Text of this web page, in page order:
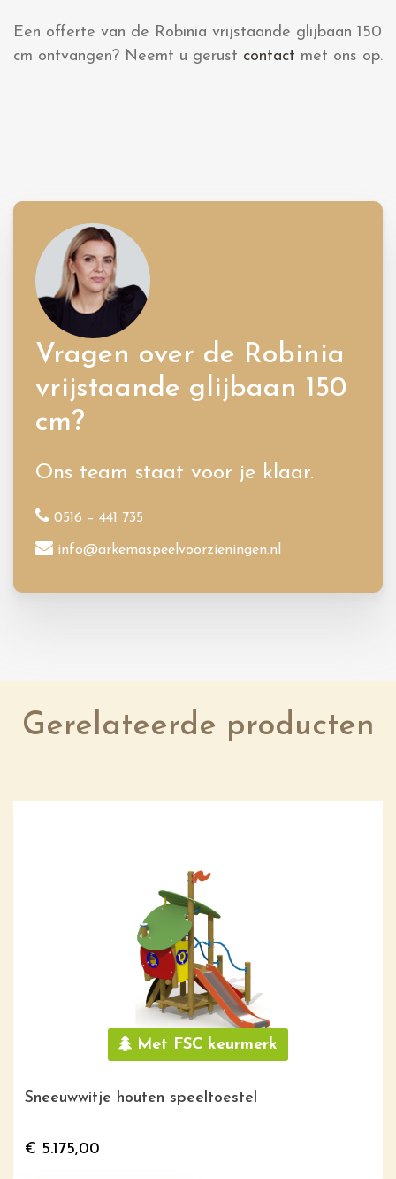
Een offerte van de Robinia vrijstaande glijbaan 150
cm ontvangen? Neemt u gerust contact met ons op.
Vragen over de Robinia
vrijstaande glijbaan 150
cm?
Ons team staat voor je klaar.
0516 – 441 735
info@arkemaspeelvoorzieningen.nl
Gerelateerde producten
Met FSC keurmerk
Sneeuwwitje houten speeltoestel
€ 5.175,00